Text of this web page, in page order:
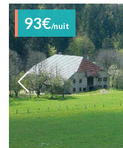
93€/nuit